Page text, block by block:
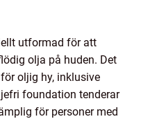
utformad för att
olja på huden. Det
oljig hy, inklusive
foundation tenderar
för personer med